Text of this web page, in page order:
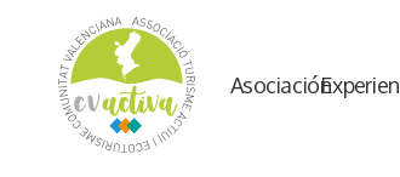
Asociación